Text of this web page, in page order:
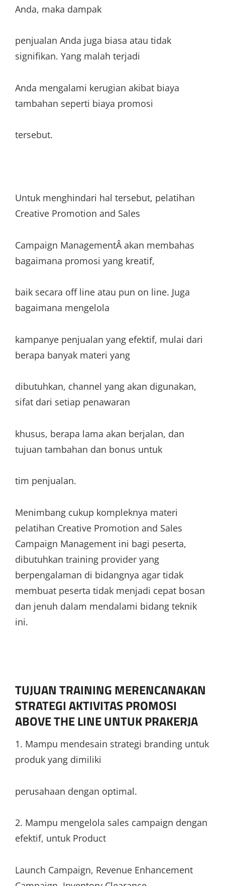
Anda, maka dampak
penjualan Anda juga biasa atau tidak
signifikan. Yang malah terjadi
Anda mengalami kerugian akibat biaya
tambahan seperti biaya promosi
tersebut.
Untuk menghindari hal tersebut, pelatihan
Creative Promotion and Sales
Campaign ManagementÂ akan membahas
bagaimana promosi yang kreatif,
baik secara off line atau pun on line. Juga
bagaimana mengelola
kampanye penjualan yang efektif, mulai dari
berapa banyak materi yang
dibutuhkan, channel yang akan digunakan,
sifat dari setiap penawaran
khusus, berapa lama akan berjalan, dan
tujuan tambahan dan bonus untuk
tim penjualan.
Menimbang cukup kompleknya materi
pelatihan Creative Promotion and Sales
Campaign Management ini bagi peserta,
dibutuhkan training provider yang
berpengalaman di bidangnya agar tidak
membuat peserta tidak menjadi cepat bosan
dan jenuh dalam mendalami bidang teknik
ini.
TUJUAN TRAINING MERENCANAKAN
STRATEGI AKTIVITAS PROMOSI
ABOVE THE LINE UNTUK PRAKERJA
1. Mampu mendesain strategi branding untuk
produk yang dimiliki
perusahaan dengan optimal.
2. Mampu mengelola sales campaign dengan
efektif, untuk Product
Launch Campaign, Revenue Enhancement